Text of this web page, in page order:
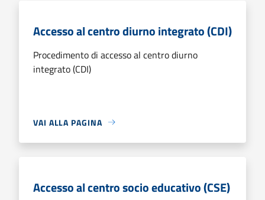
Accesso al centro diurno integrato (CDI)
Procedimento di accesso al centro diurno
integrato (CDI)
VAI ALLA PAGINA
Accesso al centro socio educativo (CSE)